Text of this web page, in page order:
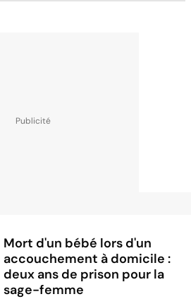
Mort d'un bébé lors d'un
accouchement à domicile :
deux ans de prison pour la
sage-femme